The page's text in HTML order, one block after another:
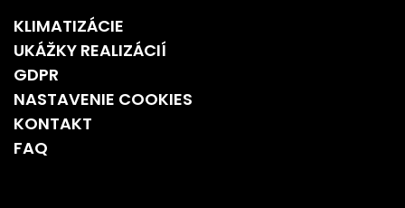
KLIMATIZÁCIE
UKÁŽKY REALIZÁCIÍ
GDPR
NASTAVENIE COOKIES
KONTAKT
FAQ